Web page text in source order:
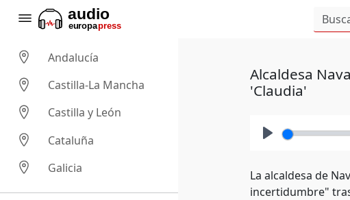
Andalucía
Castilla-La Mancha
Castilla y León
Cataluña
Galicia
Alcaldesa
'Claudia'
La alcaldesa de
incertidumbre"